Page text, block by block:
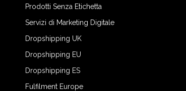
Prodotti Senza Etichetta
Servizi di Marketing Digitale
Dropshipping UK
Dropshipping EU
Dropshipping ES
Fulfilment Europe